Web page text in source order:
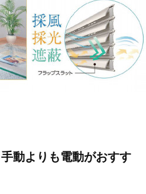
動よりも電動がおすす